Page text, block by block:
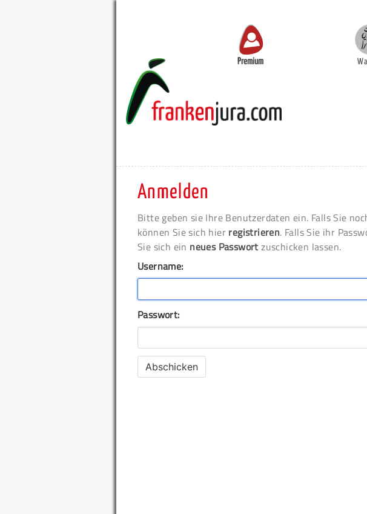
Premium
Anmelden
Bitte geben sie Ihre Benutzerdaten ein. Falls Sie
können Sie sich hier registrieren. Falls Sie ihr
Sie sich ein neues Passwort zuschicken lassen.
Username:
Passwort: